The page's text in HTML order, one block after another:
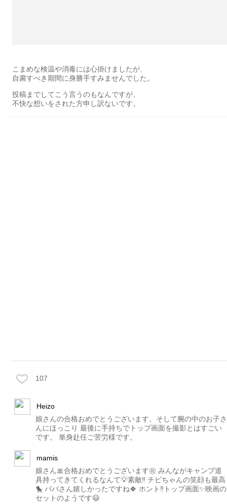
こまめな検温や消毒には心掛けましたが、
自粛すべき期間に身勝手すみませんでした。
投稿までしてこう言うのもなんですが、
不快な想いをされた方申し訳ないです。
107
Heizo
娘さんの合格おめでとうございます。そして腕の中のお子さ
んにほっこり 最後に手持ちでトップ画面を撮影とはすごい
です。 単身赴任ご苦労様です。
mamis
娘さん🎀合格おめでとうございます㊗️ みんながキャンプ道
具持ってきてくれるなんて💡素敵‼️ チビちゃんの笑顔も最高
🐤 パパさん嬉しかったですね🍀 ホント‼️トップ画面✨映画の
セットのようです😃